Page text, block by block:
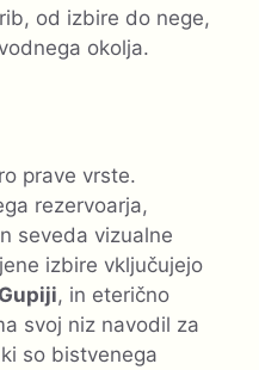
od izbire do nege,
okolja.
prave vrste.
rezervoarja,
seveda vizualne
izbire vključujejo
Gupiji, in eterično
svoj niz navodil za
so bistvenega